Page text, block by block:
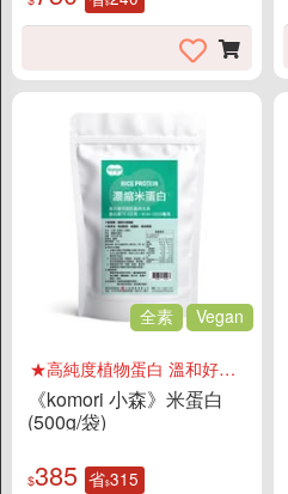
全素 Vegan
★高純度植物蛋白 溫和好吸收
《komori 小森》米蛋白
(500g/袋)
$385 省$315